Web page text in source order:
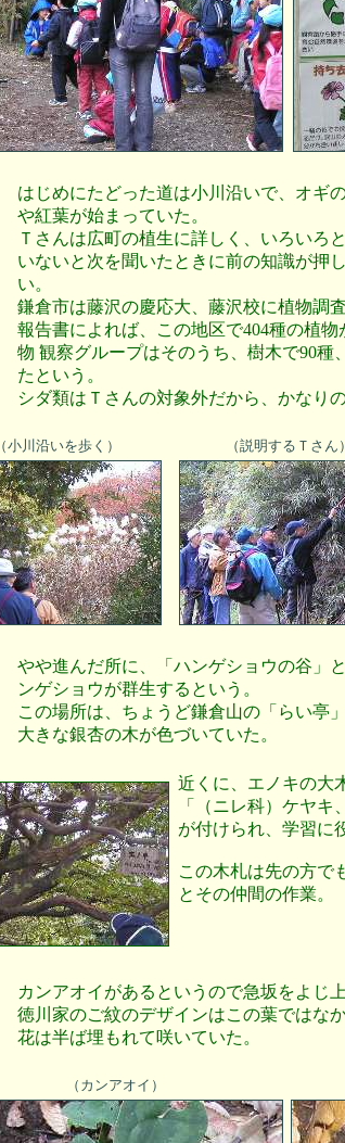
はじめにたどった道は小川沿いで、オギ
や紅葉が始まっていた。
Ｔさんは広町の植生に詳しく、いろいろ
いないと次を聞いたときに前の知識が押
い。
鎌倉市は藤沢の慶応大、藤沢校に植物調
報告書によれば、この地区で404種の植
物 観察グループはそのうち、樹木で90種
たという。
シダ類はＴさんの対象外だから、かなり
（小川沿いを歩く） （説明するＴさん）
やや進んだ所に、「ハンゲショウの谷」
ンゲショウが群生するという。
この場所は、ちょうど鎌倉山の「らい亭
大きな銀杏の木が色づいていた。
近くに、エノキの大
「（ニレ科）ケヤ
が付けられ、学習に
この木札は先の方で
とその仲間の作業。
カンアオイがあるというので急坂をよじ上
徳川家のご紋のデザインはこの葉ではな
花は半ば埋もれて咲いていた。
（カンアオイ）